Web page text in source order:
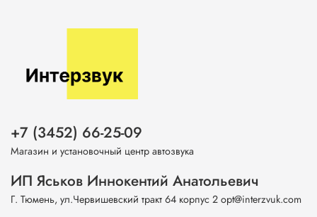
+7 (3452) 66-25-09
Магазин и установочный центр автозвука
ИП Яськов Иннокентий Анатольевич
Г. Тюмень, ул.Червишевский тракт 64 корпус 2 opt@interzvuk.com